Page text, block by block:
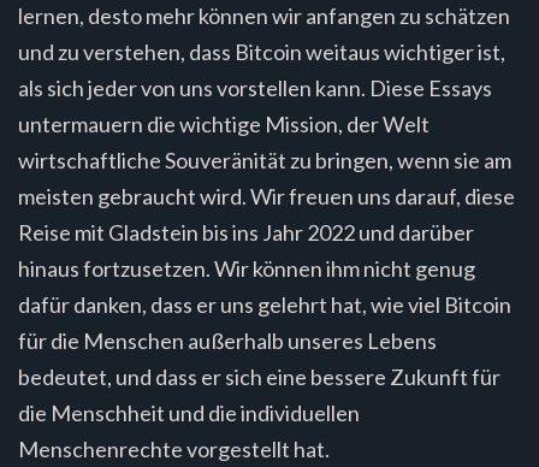
lernen, desto mehr können wir anfangen zu schätzen
und zu verstehen, dass Bitcoin weitaus wichtiger ist,
als sich jeder von uns vorstellen kann. Diese Essays
untermauern die wichtige Mission, der Welt
wirtschaftliche Souveränität zu bringen, wenn sie am
meisten gebraucht wird. Wir freuen uns darauf, diese
Reise mit Gladstein bis ins Jahr 2022 und darüber
hinaus fortzusetzen. Wir können ihm nicht genug
dafür danken, dass er uns gelehrt hat, wie viel Bitcoin
für die Menschen außerhalb unseres Lebens
bedeutet, und dass er sich eine bessere Zukunft für
die Menschheit und die individuellen
Menschenrechte vorgestellt hat.